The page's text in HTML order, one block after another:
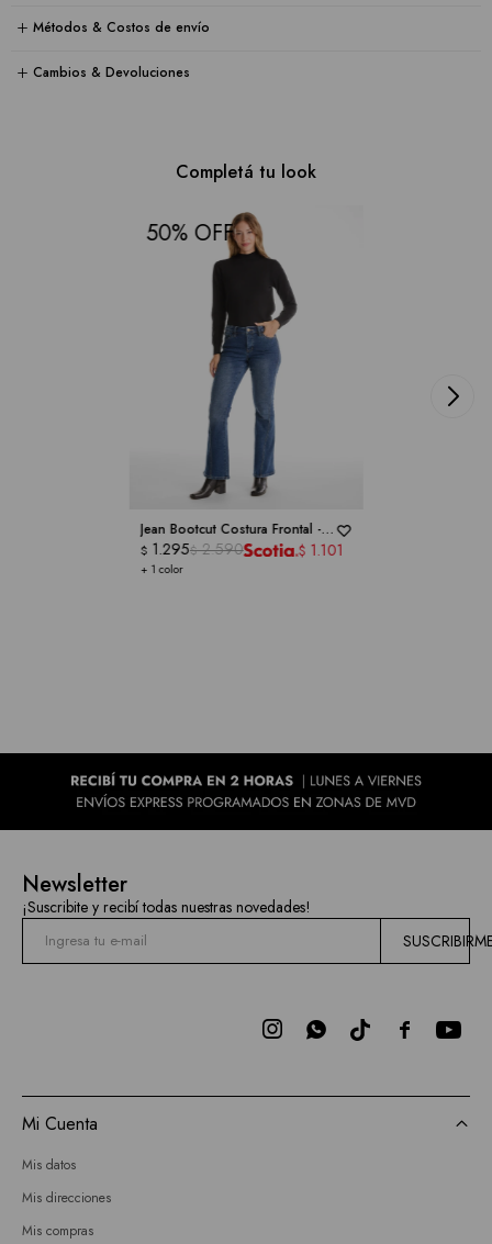
Métodos & Costos de envío
Cambios & Devoluciones
Completá tu look
50
Jean Bootcut Costura Frontal -
ROYALTY COLLECTION
+ 1 color
$ 1.295$ 2.590 $ 1.101
Newsletter
¡Suscribite y recibí todas nuestras novedades!

 
Mi Cuenta
Mis datos
Mis direcciones
Mis compras